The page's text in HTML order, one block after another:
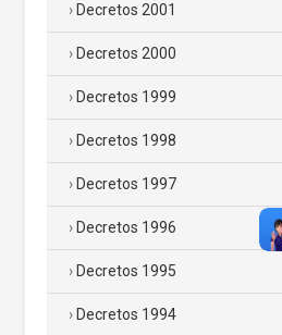
Decretos 2001
Decretos 2000
Decretos 1999
Decretos 1998
Decretos 1997
Decretos 1996
Decretos 1995
Decretos 1994